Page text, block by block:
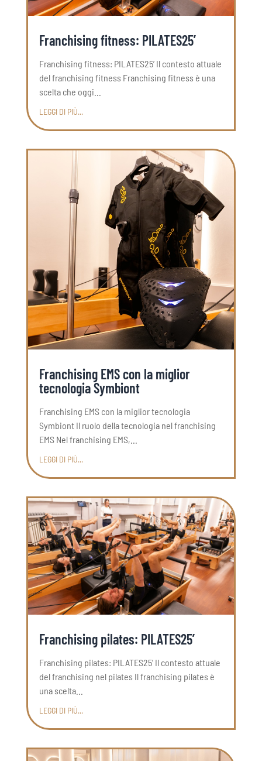
Franchising fitness: PILATES25’
Franchising fitness: PILATES25’ Il contesto attuale
del franchising fitness Franchising fitness è una
scelta che oggi...
LEGGI DI PIÙ...
Franchising EMS con la miglior
tecnologia Symbiont
Franchising EMS con la miglior tecnologia
Symbiont Il ruolo della tecnologia nel franchising
EMS Nel franchising EMS,...
LEGGI DI PIÙ...
Franchising pilates: PILATES25’
Franchising pilates: PILATES25’ Il contesto attuale
del franchising nel pilates Il franchising pilates è
una scelta...
LEGGI DI PIÙ...